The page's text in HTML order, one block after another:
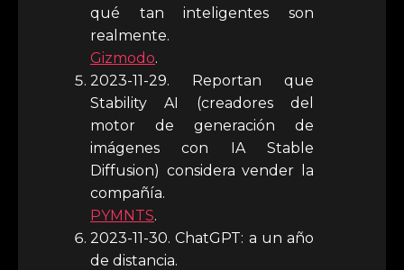
qué tan inteligentes son
realmente.
Gizmodo.
2023-11-29. Reportan que
Stability AI (creadores del
motor de generación de
imágenes con IA Stable
Diffusion) considera vender la
compañía.
PYMNTS.
2023-11-30. ChatGPT: a un año
de distancia.